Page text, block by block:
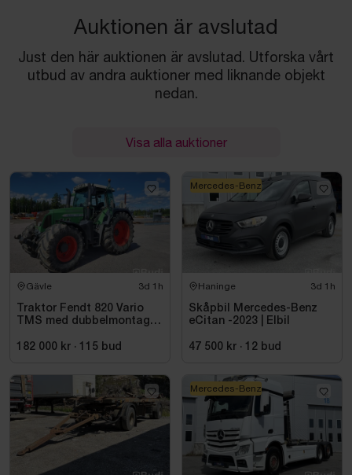
Auktionen är avslutad
Just den här auktionen är avslutad. Utforska vårt
utbud av andra auktioner med liknande objekt
nedan.
Visa alla auktioner
Gävle 3d 1h
Traktor Fendt 820 Vario
TMS med dubbelmontage
182 000 kr · 115 bud
Haninge 3d 1h
Skåpbil Mercedes-Benz
eCitan -2023 | Elbil
47 500 kr · 12 bud
Mercedes-Benz
Mercedes-Benz